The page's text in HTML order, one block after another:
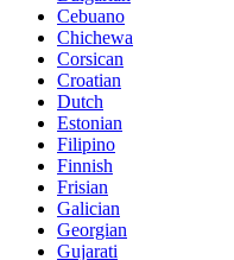
Cebuano
Chichewa
Corsican
Croatian
Dutch
Estonian
Filipino
Finnish
Frisian
Galician
Georgian
Gujarati